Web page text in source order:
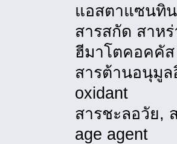
แอสตาแซนทิน
สารสกัด สาห
ฮีมาโตคอคคัส
สารต้านอนุมูล
oxidant
สารชะลอวัย,
age agent